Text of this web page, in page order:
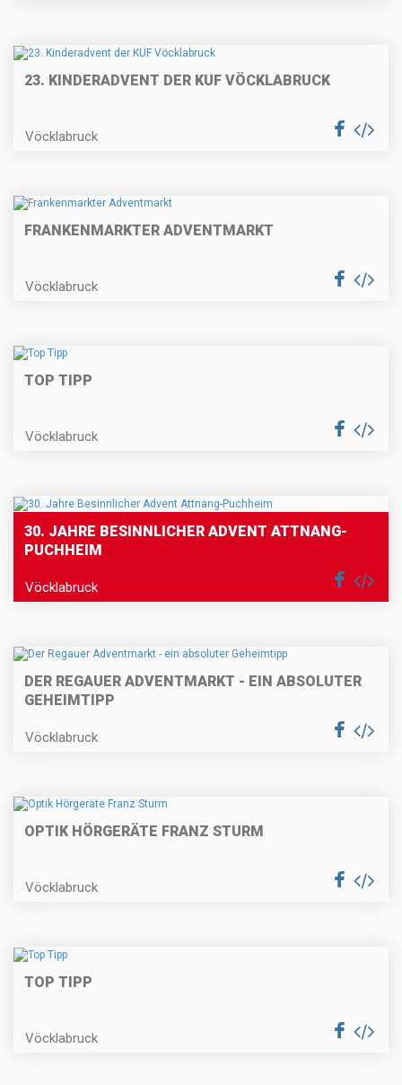
23. KINDERADVENT DER KUF VÖCKLABRUCK
Vöcklabruck
FRANKENMARKTER ADVENTMARKT
Vöcklabruck
TOP TIPP
Vöcklabruck
30. JAHRE BESINNLICHER ADVENT ATTNANG-
PUCHHEIM
Vöcklabruck
DER REGAUER ADVENTMARKT - EIN ABSOLUTER
GEHEIMTIPP
Vöcklabruck
OPTIK HÖRGERÄTE FRANZ STURM
Vöcklabruck
TOP TIPP
Vöcklabruck